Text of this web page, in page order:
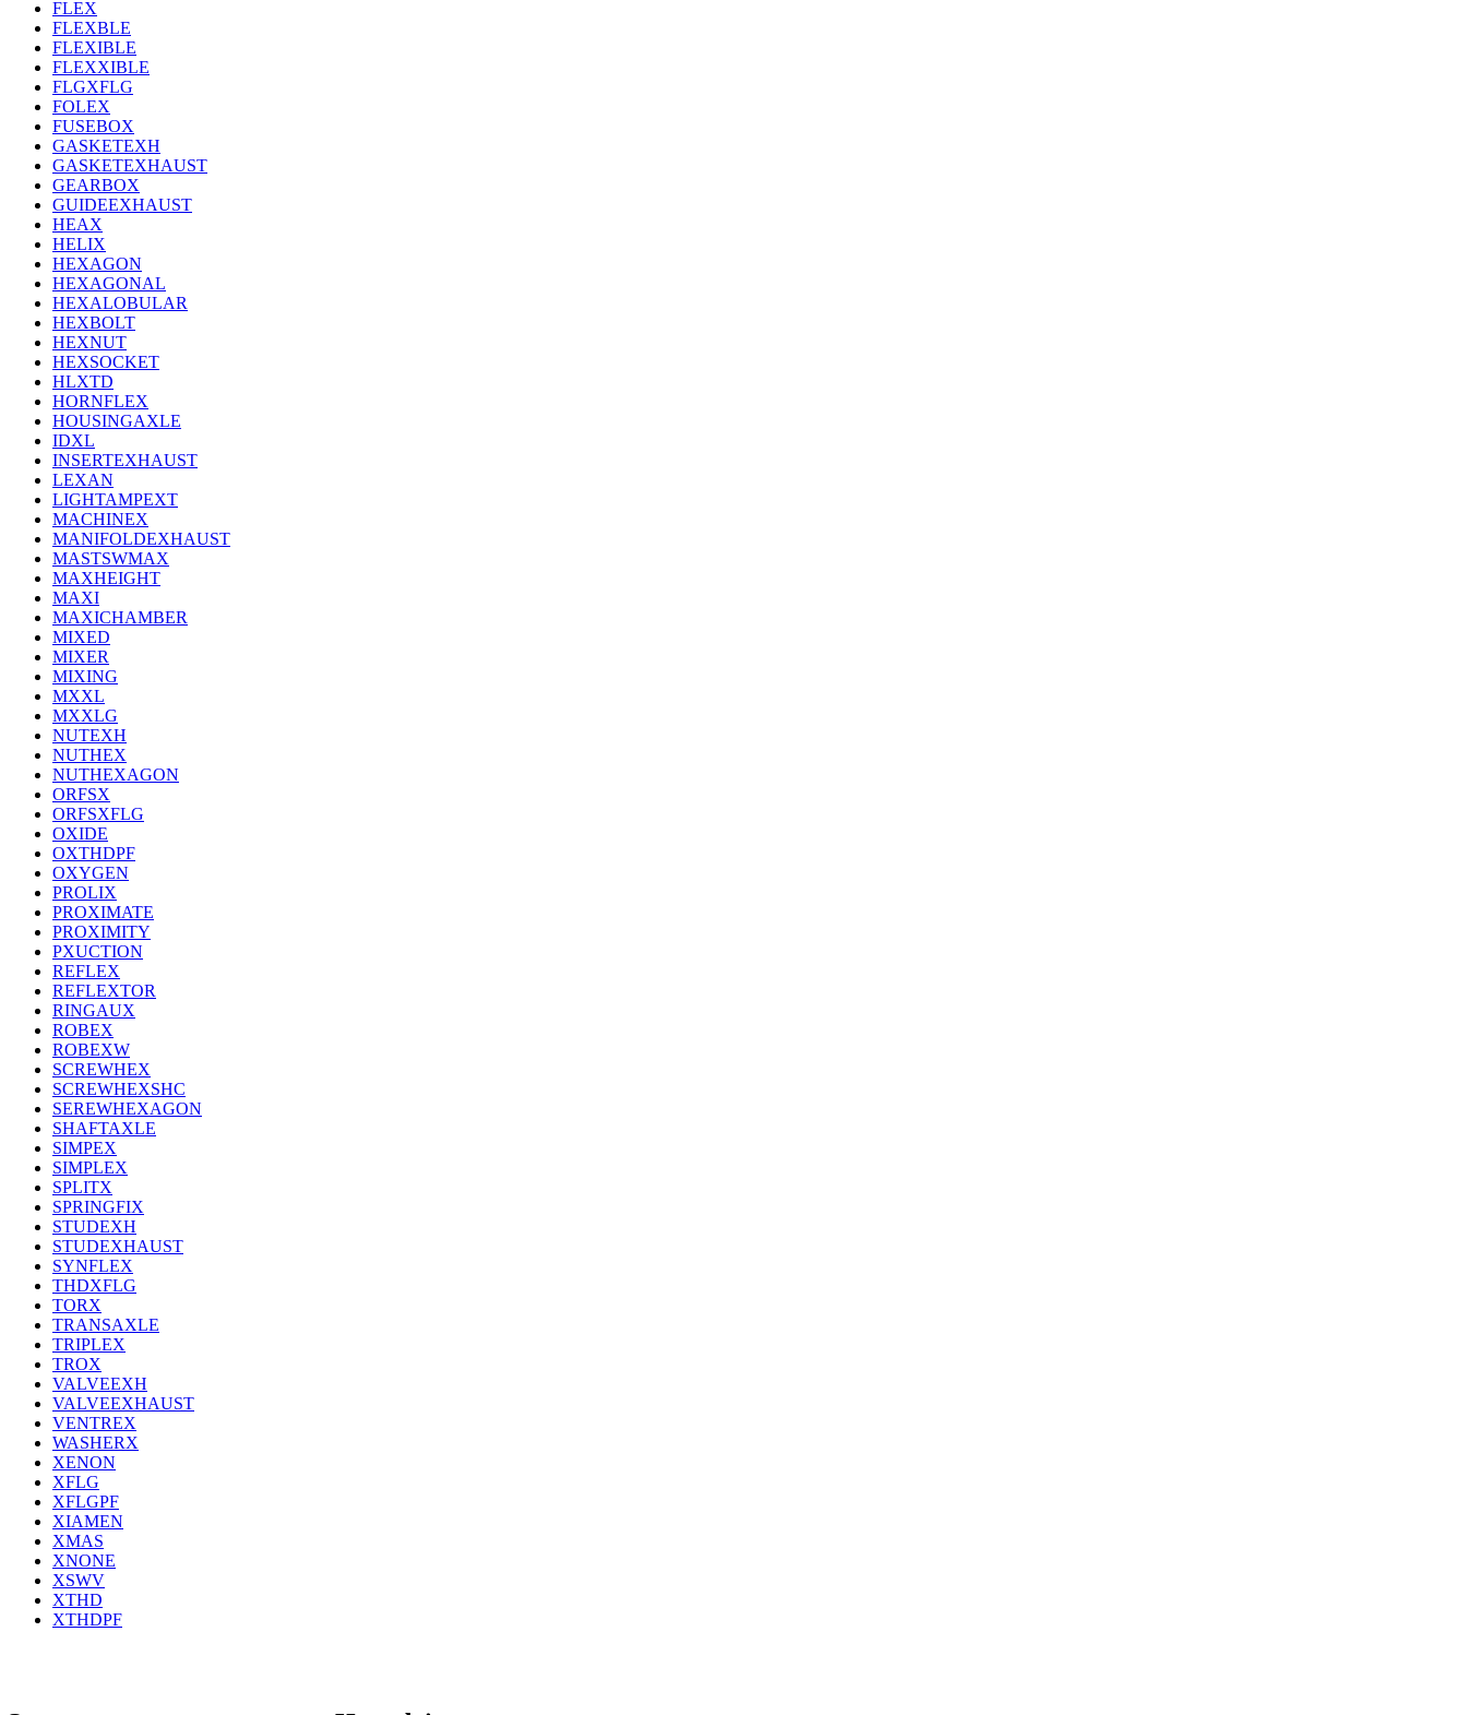
FLEX
FLEXBLE
FLEXIBLE
FLEXXIBLE
FLGXFLG
FOLEX
FUSEBOX
GASKETEXH
GASKETEXHAUST
GEARBOX
GUIDEEXHAUST
HEAX
HELIX
HEXAGON
HEXAGONAL
HEXALOBULAR
HEXBOLT
HEXNUT
HEXSOCKET
HLXTD
HORNFLEX
HOUSINGAXLE
IDXL
INSERTEXHAUST
LEXAN
LIGHTAMPEXT
MACHINEX
MANIFOLDEXHAUST
MASTSWMAX
MAXHEIGHT
MAXI
MAXICHAMBER
MIXED
MIXER
MIXING
MXXL
MXXLG
NUTEXH
NUTHEX
NUTHEXAGON
ORFSX
ORFSXFLG
OXIDE
OXTHDPF
OXYGEN
PROLIX
PROXIMATE
PROXIMITY
PXUCTION
REFLEX
REFLEXTOR
RINGAUX
ROBEX
ROBEXW
SCREWHEX
SCREWHEXSHC
SEREWHEXAGON
SHAFTAXLE
SIMPEX
SIMPLEX
SPLITX
SPRINGFIX
STUDEXH
STUDEXHAUST
SYNFLEX
THDXFLG
TORX
TRANSAXLE
TRIPLEX
TROX
VALVEEXH
VALVEEXHAUST
VENTREX
WASHERX
XENON
XFLG
XFLGPF
XIAMEN
XMAS
XNONE
XSWV
XTHD
XTHDPF